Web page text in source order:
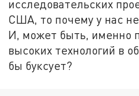
исследовательских
США, то почему у нас
И, может быть, именно
высоких технологий в
бы буксует?